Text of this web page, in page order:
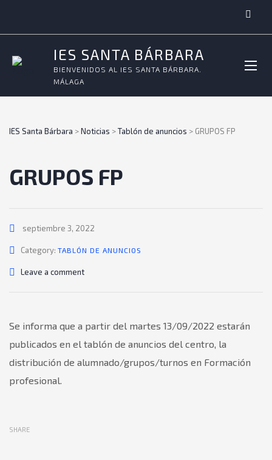
IES SANTA BÁRBARA
BIENVENIDOS AL IES SANTA BÁRBARA.
MÁLAGA
IES Santa Bárbara >Noticias >Tablón de anuncios > GRUPOS FP
GRUPOS FP
septiembre 3, 2022
Category: TABLÓN DE ANUNCIOS
Leave a comment
Se informa que a partir del martes 13/09/2022 estarán
publicados en el tablón de anuncios del centro, la
distribución de alumnado/grupos/turnos en Formación
profesional.
SHARE